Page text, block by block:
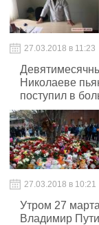
27.03.2018 в 11:23
Николаеве
поступил в
27.03.2018 в 10:21
Утром 27
Владимир